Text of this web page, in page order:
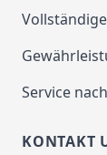
Service
KONTAKT